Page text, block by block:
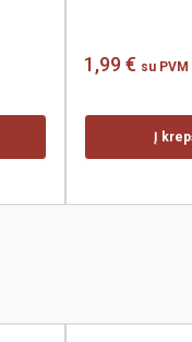
1,99 € su PVM
Į